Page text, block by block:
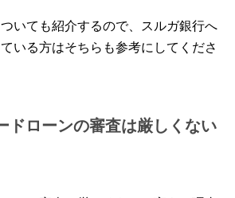
いても紹介するので、スルガ銀行へ
いる方はそちらも参考にしてくださ
ドローンの審査は厳しくない